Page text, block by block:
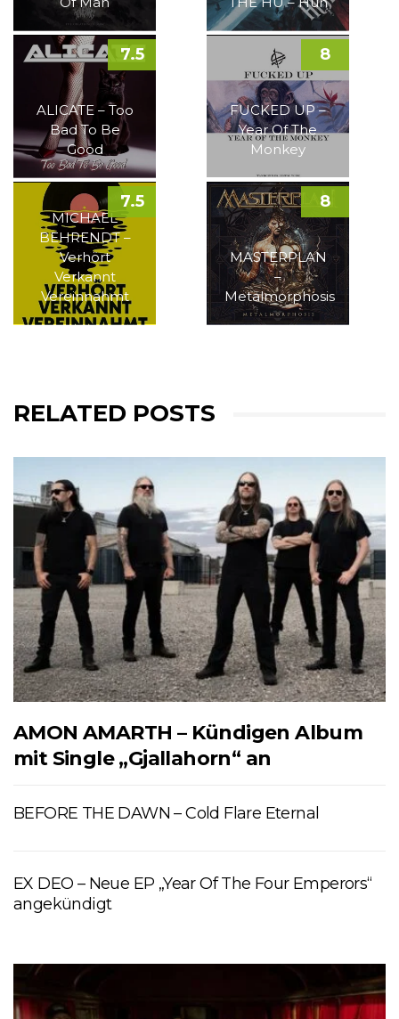
ALICATE – Too
Bad To Be
Good
7.5
FUCKED UP –
Year Of The
Monkey
8
MICHAEL
BEHRENDT –
Verhört
Verkannt
Vereinnahmt
7.5
MASTERPLAN
–
Metalmorphosis
8
RELATED POSTS
AMON AMARTH – Kündigen Album
mit Single „Gjallahorn“ an
BEFORE THE DAWN – Cold Flare Eternal
EX DEO – Neue EP „Year Of The Four Emperors“
angekündigt